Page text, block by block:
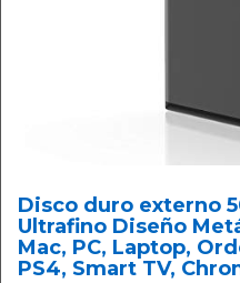
Disco duro externo
Ultrafino Diseño
Mac, PC, Laptop,
PS4, Smart TV,